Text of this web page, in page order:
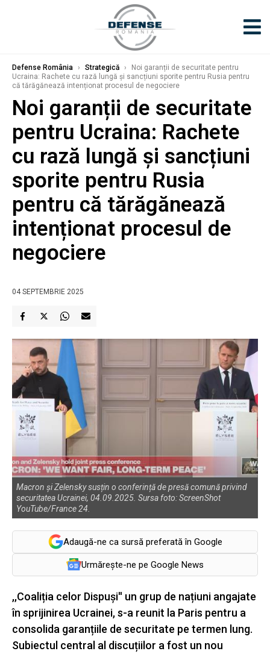
Defense România › Strategică ›
Noi garanții de securitate pentru
Ucraina: Rachete cu rază lungă și sancțiuni sporite pentru Rusia pentru
că tărăgănează intenționat procesul de negociere
Noi garanții de securitate
pentru Ucraina: Rachete
cu rază lungă și sancțiuni
sporite pentru Rusia
pentru că tărăgănează
intenționat procesul de
negociere
04 SEPTEMBRIE 2025
Macron și Zelensky susțin o conferință de presă comună privind
securitatea Ucrainei, 04.09.2025. Sursa foto: ScreenShot
YouTube/France 24.
Adaugă-ne ca sursă preferată în Google
Urmărește-ne pe Google News
,,Coaliția celor Dispuși'' un grup de națiuni angajate
în sprijinirea Ucrainei, s-a reunit la Paris pentru a
consolida garanțiile de securitate pe termen lung.
Subiectul central al discuțiilor a fost un nou